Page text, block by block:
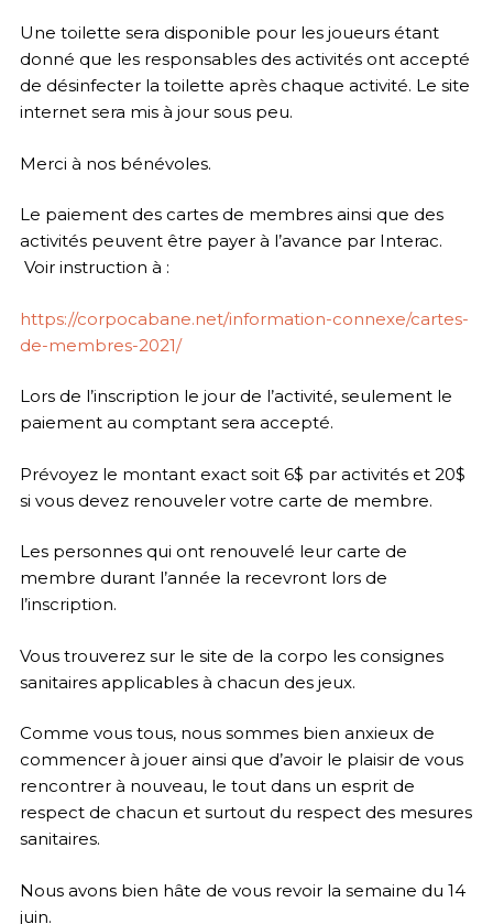
Une toilette sera disponible pour les joueurs étant
donné que les responsables des activités ont accepté
de désinfecter la toilette après chaque activité. Le site
internet sera mis à jour sous peu.
Merci à nos bénévoles.
Le paiement des cartes de membres ainsi que des
activités peuvent être payer à l’avance par Interac.
Voir instruction à :
https://corpocabane.net/information-connexe/cartes-
de-membres-2021/
Lors de l’inscription le jour de l’activité, seulement le
paiement au comptant sera accepté.
Prévoyez le montant exact soit 6$ par activités et 20$
si vous devez renouveler votre carte de membre.
Les personnes qui ont renouvelé leur carte de
membre durant l’année la recevront lors de
l’inscription.
Vous trouverez sur le site de la corpo les consignes
sanitaires applicables à chacun des jeux.
Comme vous tous, nous sommes bien anxieux de
commencer à jouer ainsi que d’avoir le plaisir de vous
rencontrer à nouveau, le tout dans un esprit de
respect de chacun et surtout du respect des mesures
sanitaires.
Nous avons bien hâte de vous revoir la semaine du 14
juin.